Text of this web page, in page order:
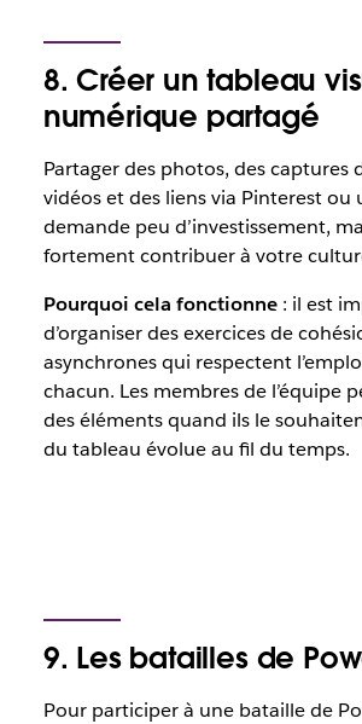
8. Créer un tableau
numérique partagé
Partager des photos, des captures
vidéos et des liens via Pinterest ou
demande peu d’investissement,
fortement contribuer à votre
Pourquoi cela fonctionne: il est
d’organiser des exercices de
asynchrones qui respectent
chacun. Les membres de l’équipe
des éléments quand ils le
du tableau évolue au fil du temps.
9. Les batailles de
Pour participer à une bataille de